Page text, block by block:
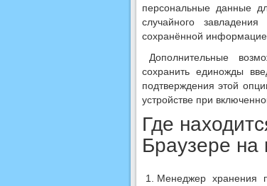
персональные данные
случайного
сохранённой
Дополнительные
сохранить единожды
подтверждения этой
устройстве при
Где
Браузере на
Менеджер хранения